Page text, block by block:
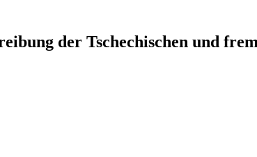
der Tschechischen und